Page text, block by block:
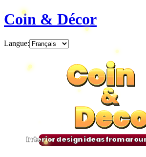
Coin & Décor
Langue:
Coin
&
Coin
&
Coin
&
Coin
&
Interior design ideas from